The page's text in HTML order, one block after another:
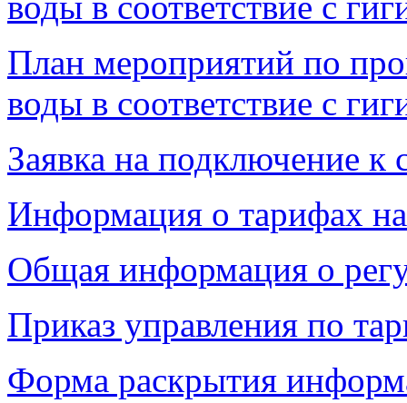
План мероприятий по
воды в соответствие с
Заявка на подключение к
Информация о тарифах
Общая информация о
Приказ управления по
Форма раскрытия